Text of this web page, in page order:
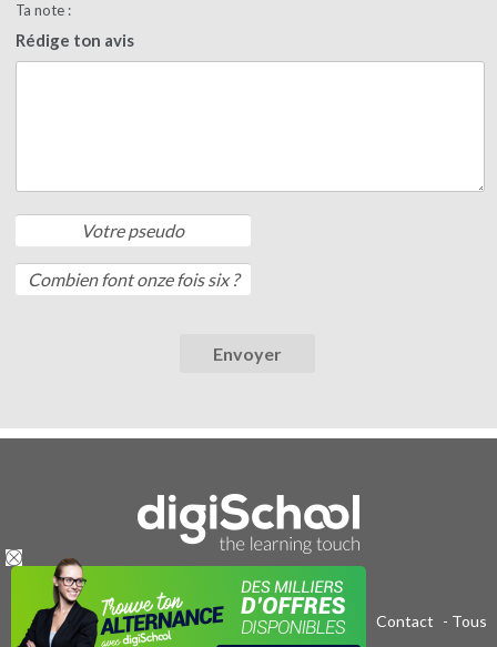
Ta note :
Rédige ton avis
Publicité sur le réseau digiSchool - C.G.U/C.G.V Contact - Tous
droits réservés 2011-2020